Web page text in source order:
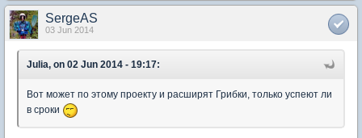
SergeAS
03 Jun 2014
Juliа, on 02 Jun 2014 - 19:17:
Вот может по этому проекту и расширят Грибки, только успеют ли
в сроки